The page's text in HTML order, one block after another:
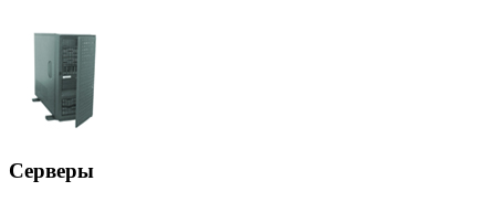
Серверы